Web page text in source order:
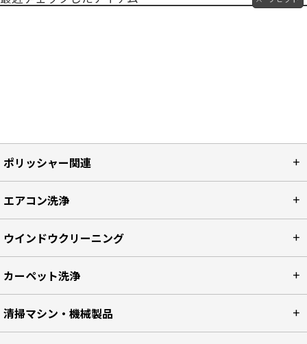
ポリッシャー関連
エアコン洗浄
ウインドウクリーニング
カーペット洗浄
清掃マシン・機械製品